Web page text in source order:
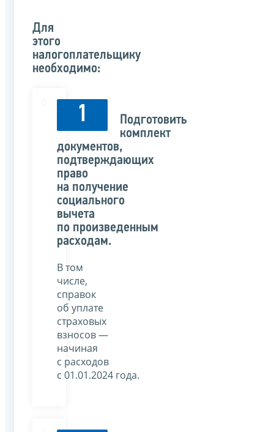
Для
этого
налогоплательщику
необходимо:
1
Подготовить
комплект
документов,
подтверждающих
право
на получение
социального
вычета
по произведенным
расходам.
В том
числе,
справок
об уплате
страховых
взносов —
начиная
с расходов
с 01.01.2024 года.